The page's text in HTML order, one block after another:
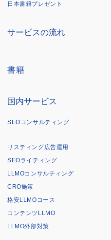
日本書籍プレゼント
サービスの流れ
書籍
国内サービス
SEOコンサルティング
リスティング広告運用
SEOライティング
LLMOコンサルティング
CRO施策
格安LLMOコース
コンテンツLLMO
LLMO外部対策